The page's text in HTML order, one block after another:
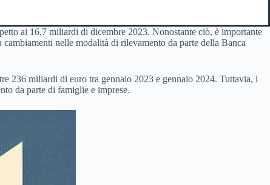
ai 16,7 miliardi di dicembre 2023. Nonostante ciò, è importante
nelle modalità di rilevamento da parte della Banca
236 miliardi di euro tra gennaio 2023 e gennaio 2024. Tuttavia, i
da parte di famiglie e imprese.